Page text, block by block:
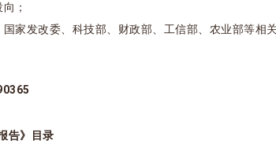
；
发改委、科技部、财政部、工信部、农业部等相关
告》目录